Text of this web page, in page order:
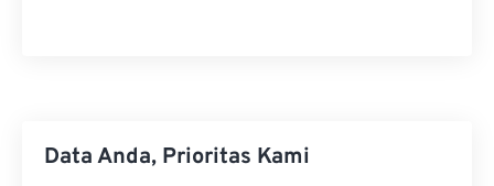
Data Anda, Prioritas Kami